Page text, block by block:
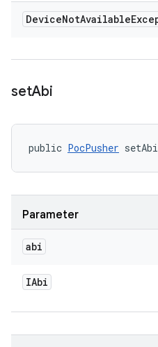
DeviceNotAvailable
setAbi
public PocPusher
Parameter
abi
IAbi